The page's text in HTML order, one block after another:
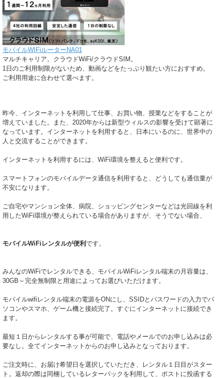
モバイルWIFiルーターNA01
マルチキャリア。クラウドWiFi/クラウドSIM。
1日のご利用制限がないため、動画などをたっぷり観たい方におすすめ。
ご利用用途に合わせて選べます。
昨今、インターネットを利用して仕事、お買い物、授業などをすることが
増えていました。また、2020年からは新型ウィルスの影響を受けて顕著に
なっています。インターネットを利用すると、日本にいるのに、世界中の
人と交流することができます。
インターネットを利用するには、WiFi環境を整えると便利です。
スマートフォンのモバイルデータ通信を利用すると、どうしても通信量が
不安になります。
ご自宅やマンション全体、病院、ショッピングセンターなどは光回線を利
用したWiFi環境が整えられている場合がありますが、そうでない場合、
モバイルWiFiレンタルが便利 です。
みんなのWiFiでレンタルできる、モバイルWiFiレンタル端末の月容量は、
30GB～完全無制限と用途によってお選びいただけます。
モバイルwifiレンタル端末の電源をONにし、SSIDとパスワードの入力でパ
ソコンやスマホ、ゲーム機と接続完了。すぐにインターネットに接続でき
ます。
最短１日からレンタルする事が可能で、電話やメールでのお申し込みは必
要なし。全てインターネットからのお申し込みとなっております。
ご注文時に、お届け希望日を選択していただき、レンタル１日目がスター
ト。返却の際は同梱しているレターパックを利用して、ポストに投函する